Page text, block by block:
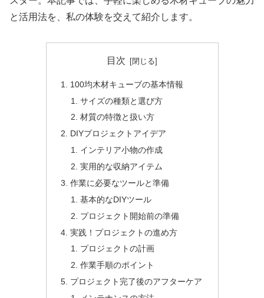
と活用法を、私の体験を交えて紹介します。
目次
100均木材キューブの基本情報
サイズの種類と選び方
材質の特徴と扱い方
DIYプロジェクトアイデア
インテリア小物の作成
実用的な収納アイテム
作業に必要なツールと準備
基本的なDIYツール
プロジェクト開始前の準備
実践！プロジェクトの進め方
プロジェクトの計画
作業手順のポイント
プロジェクト完了後のアフターケア